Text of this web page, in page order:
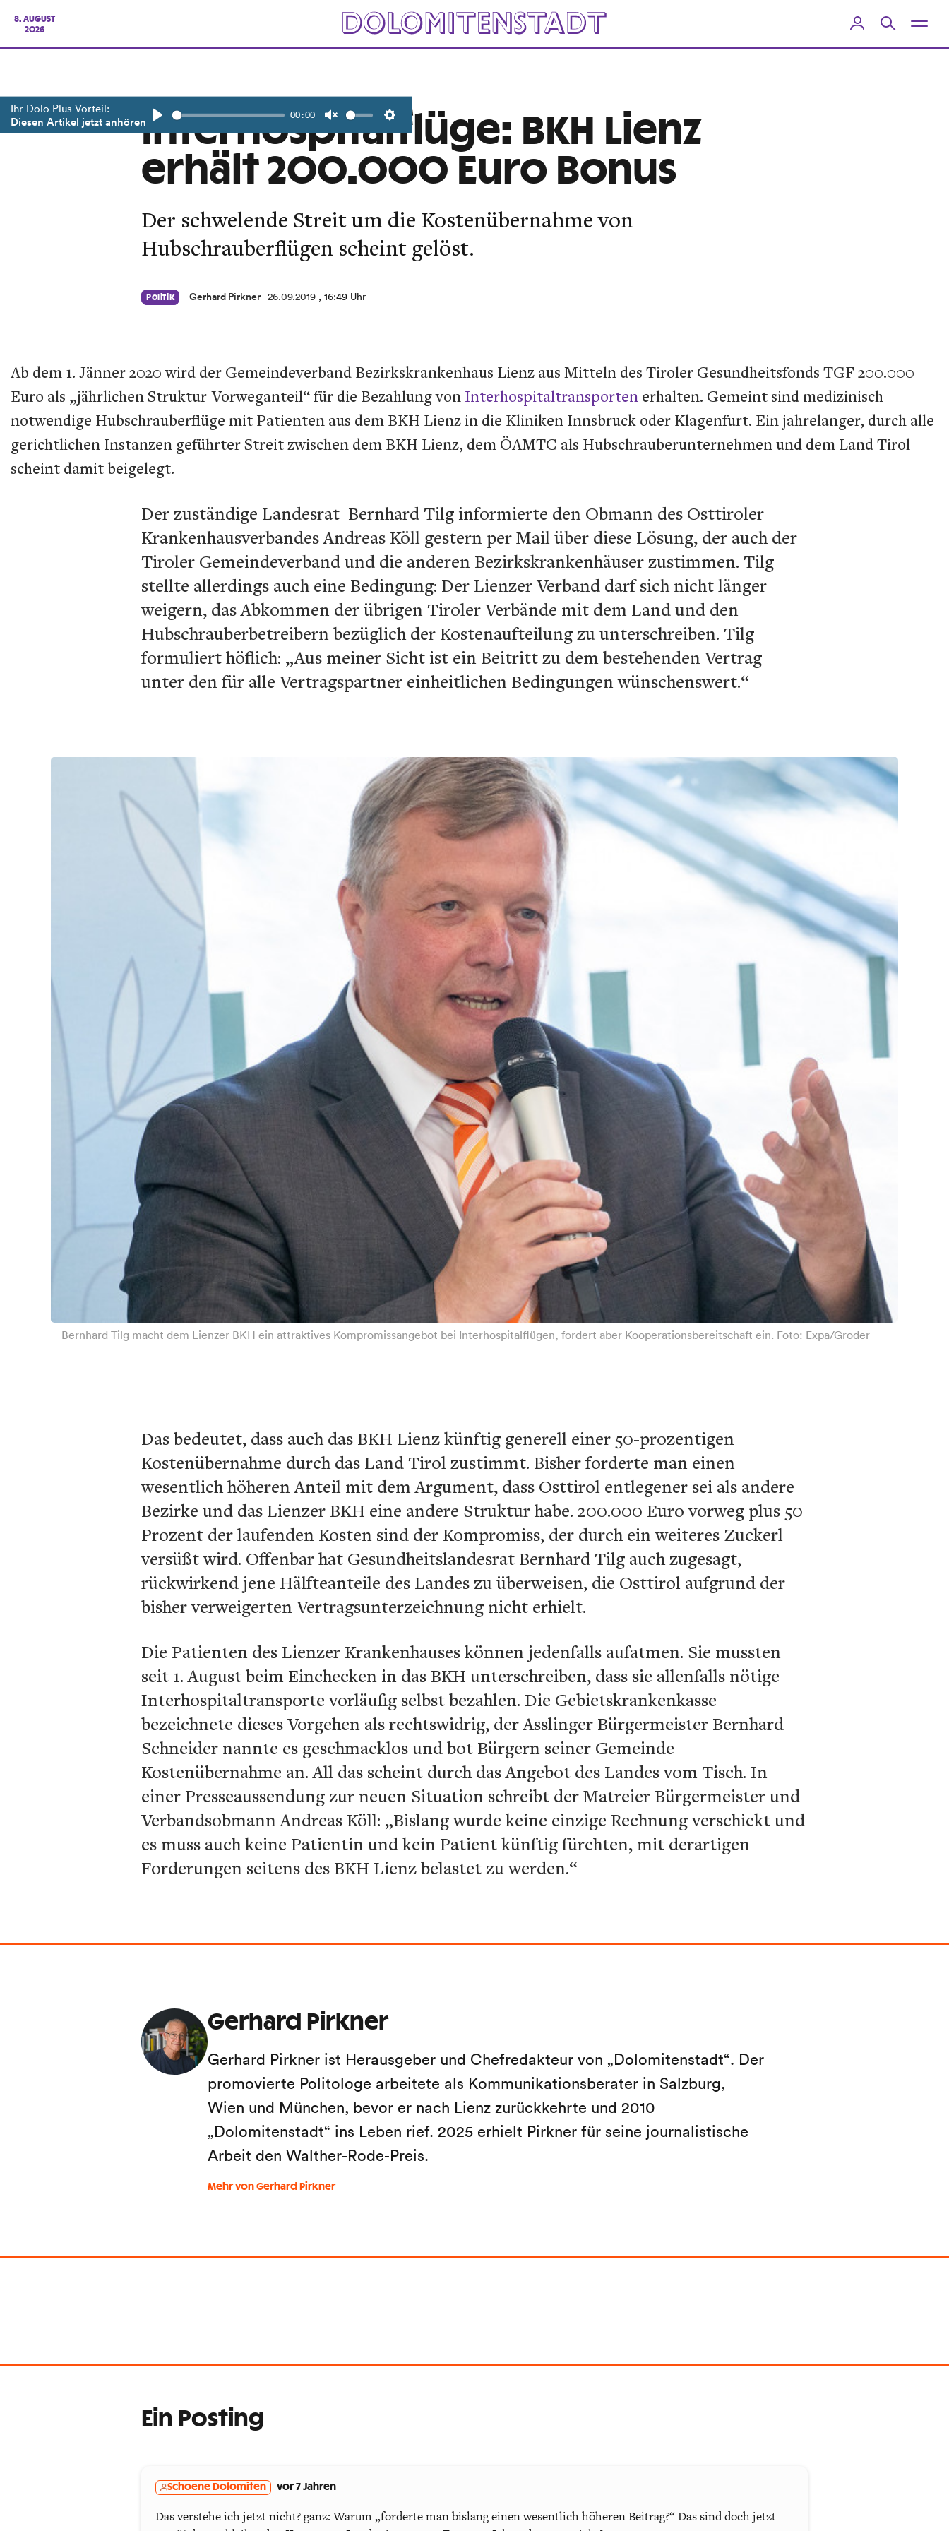
8. AUGUST
2026
Ihr Dolo Plus Vorteil:
Diesen Artikel jetzt anhören
Play
00:00
Unmute Settings
Interhospitalflüge: BKH Lienz
erhält 200.000 Euro Bonus
Der schwelende Streit um die Kostenübernahme von
Hubschrauberflügen scheint gelöst.
Politik Gerhard Pirkner 26.09.2019 , 16:49 Uhr
Ab dem 1. Jänner 2020 wird der Gemeindeverband Bezirkskrankenhaus Lienz aus Mitteln des Tiroler Gesundheitsfonds TGF 200.000
Euro als „jährlichen Struktur-Vorweganteil“ für die Bezahlung von Interhospitaltransporten erhalten. Gemeint sind medizinisch
notwendige Hubschrauberflüge mit Patienten aus dem BKH Lienz in die Kliniken Innsbruck oder Klagenfurt. Ein jahrelanger, durch alle
gerichtlichen Instanzen geführter Streit zwischen dem BKH Lienz, dem ÖAMTC als Hubschrauberunternehmen und dem Land Tirol
scheint damit beigelegt.
Der zuständige Landesrat Bernhard Tilg informierte den Obmann des Osttiroler
Krankenhausverbandes Andreas Köll gestern per Mail über diese Lösung, der auch der
Tiroler Gemeindeverband und die anderen Bezirkskrankenhäuser zustimmen. Tilg
stellte allerdings auch eine Bedingung: Der Lienzer Verband darf sich nicht länger
weigern, das Abkommen der übrigen Tiroler Verbände mit dem Land und den
Hubschrauberbetreibern bezüglich der Kostenaufteilung zu unterschreiben. Tilg
formuliert höflich: „Aus meiner Sicht ist ein Beitritt zu dem bestehenden Vertrag
unter den für alle Vertragspartner einheitlichen Bedingungen wünschenswert.“
Bernhard Tilg macht dem Lienzer BKH ein attraktives Kompromissangebot bei Interhospitalflügen, fordert aber Kooperationsbereitschaft ein. Foto: Expa/Groder
Das bedeutet, dass auch das BKH Lienz künftig generell einer 50-prozentigen
Kostenübernahme durch das Land Tirol zustimmt. Bisher forderte man einen
wesentlich höheren Anteil mit dem Argument, dass Osttirol entlegener sei als andere
Bezirke und das Lienzer BKH eine andere Struktur habe. 200.000 Euro vorweg plus 50
Prozent der laufenden Kosten sind der Kompromiss, der durch ein weiteres Zuckerl
versüßt wird. Offenbar hat Gesundheitslandesrat Bernhard Tilg auch zugesagt,
rückwirkend jene Hälfteanteile des Landes zu überweisen, die Osttirol aufgrund der
bisher verweigerten Vertragsunterzeichnung nicht erhielt.
Die Patienten des Lienzer Krankenhauses können jedenfalls aufatmen. Sie mussten
seit 1. August beim Einchecken in das BKH unterschreiben, dass sie allenfalls nötige
Interhospitaltransporte vorläufig selbst bezahlen. Die Gebietskrankenkasse
bezeichnete dieses Vorgehen als rechtswidrig, der Asslinger Bürgermeister Bernhard
Schneider nannte es geschmacklos und bot Bürgern seiner Gemeinde
Kostenübernahme an. All das scheint durch das Angebot des Landes vom Tisch. In
einer Presseaussendung zur neuen Situation schreibt der Matreier Bürgermeister und
Verbandsobmann Andreas Köll: „Bislang wurde keine einzige Rechnung verschickt und
es muss auch keine Patientin und kein Patient künftig fürchten, mit derartigen
Forderungen seitens des BKH Lienz belastet zu werden.“
Gerhard Pirkner
Gerhard Pirkner ist Herausgeber und Chefredakteur von „Dolomitenstadt“. Der
promovierte Politologe arbeitete als Kommunikationsberater in Salzburg,
Wien und München, bevor er nach Lienz zurückkehrte und 2010
„Dolomitenstadt“ ins Leben rief. 2025 erhielt Pirkner für seine journalistische
Arbeit den Walther-Rode-Preis.
Mehr von Gerhard Pirkner
Ein Posting
Schoene Dolomiten vor 7 Jahren
Das verstehe ich jetzt nicht? ganz: Warum „forderte man bislang einen wesentlich höheren Beitrag?“ Das sind doch jetzt